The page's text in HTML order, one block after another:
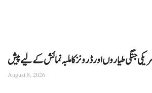
جنگی طیاروں اور ڈرونز کا ملبہ نمائش کے لیے پیش
August 8, 2026